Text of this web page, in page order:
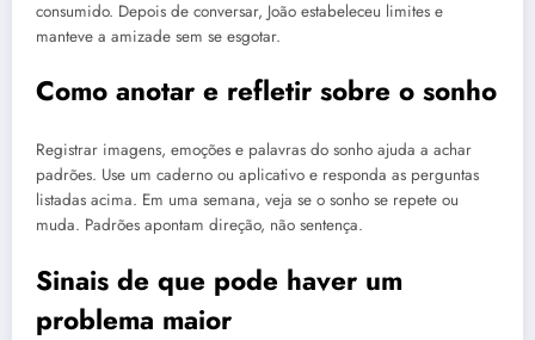
consumido. Depois de conversar, João estabeleceu limites e
manteve a amizade sem se esgotar.
Como anotar e refletir sobre o sonho
Registrar imagens, emoções e palavras do sonho ajuda a achar
padrões. Use um caderno ou aplicativo e responda as perguntas
listadas acima. Em uma semana, veja se o sonho se repete ou
muda. Padrões apontam direção, não sentença.
Sinais de que pode haver um
problema maior